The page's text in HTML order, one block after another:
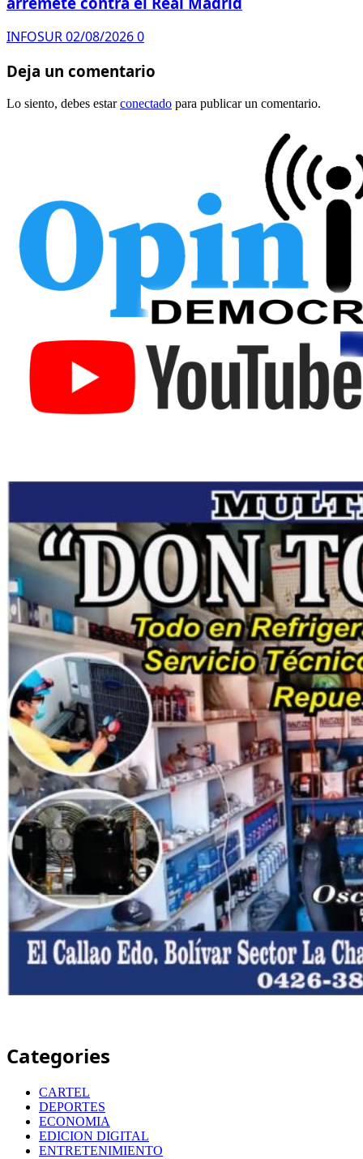
INFOSUR02/08/20260
Deja un comentario
Lo siento, debes estarconectado para publicar un comentario.
Categories
CARTEL
DEPORTES
ECONOMIA
EDICION DIGITAL
ENTRETENIMIENTO